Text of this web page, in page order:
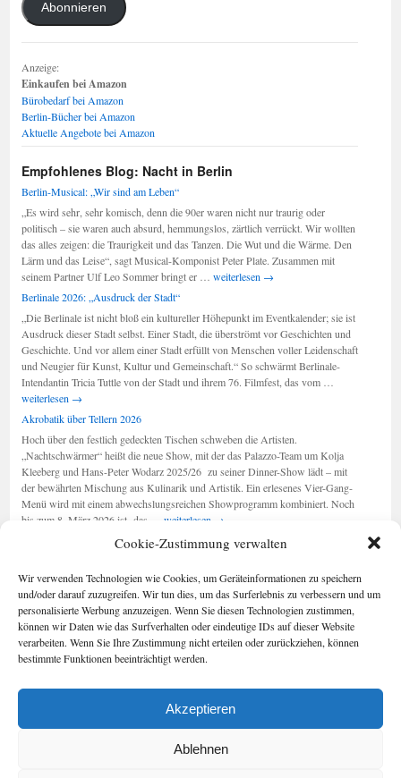
Cookie-Zustimmung verwalten
Wir verwenden Technologien wie Cookies, um Geräteinformationen zu speichern
und/oder darauf zuzugreifen. Wir tun dies, um das Surferlebnis zu verbessern und um
personalisierte Werbung anzuzeigen. Wenn Sie diesen Technologien zustimmen,
können wir Daten wie das Surfverhalten oder eindeutige IDs auf dieser Website
verarbeiten. Wenn Sie Ihre Zustimmung nicht erteilen oder zurückziehen, können
bestimmte Funktionen beeinträchtigt werden.
Akzeptieren
Ablehnen
Abonnieren
Anzeige:
Einkaufen bei Amazon
Bürobedarf bei Amazon
Berlin-Bücher bei Amazon
Aktuelle Angebote bei Amazon
Empfohlenes Blog: Nacht in Berlin
Berlin-Musical: „Wir sind am Leben“
„Es wird sehr, sehr komisch, denn die 90er waren nicht nur traurig oder
politisch – sie waren auch absurd, hemmungslos, zärtlich verrückt. Wir wollten
das alles zeigen: die Traurigkeit und das Tanzen. Die Wut und die Wärme. Den
Lärm und das Leise“, sagt Musical-Komponist Peter Plate. Zusammen mit
seinem Partner Ulf Leo Sommer bringt er … Berlin-
sind
am
Leben“
weiterlesen →
Berlinale 2026: „Ausdruck der Stadt“
„Die Berlinale ist nicht bloß ein kultureller Höhepunkt im Eventkalender; sie ist
Ausdruck dieser Stadt selbst. Einer Stadt, die überströmt vor Geschichten und
Geschichte. Und vor allem einer Stadt erfüllt von Menschen voller Leidenschaft
und Neugier für Kunst, Kultur und Gemeinschaft.“ So schwärmt Berlinale-
Intendantin Tricia Tuttle von der Stadt und ihrem 76. Filmfest, das vom …
weiterlesen →
Akrobatik über Tellern 2026
Hoch über den festlich gedeckten Tischen schweben die Artisten.
„Nachtschwärmer“ heißt die neue Show, mit der das Palazzo-Team um Kolja
Kleeberg und Hans-Peter Wodarz 2025/26 zu seiner Dinner-Show lädt – mit
der bewährten Mischung aus Kulinarik und Artistik. Ein erlesenes Vier-Gang-
Menü wird mit einem abwechslungsreichen Showprogramm kombiniert. Noch
bis zum 8. März 2026 ist das … Akrobatik
Tellern
weiterlesen →
Seiten
Berlin im Buch
Cookie-
Richtlinie (EU)
Foto-Blog
Impressum/Date
Kontakt
Kategorien
Kategorien
Geschichten aus Berlin Impressum/Datenschutz